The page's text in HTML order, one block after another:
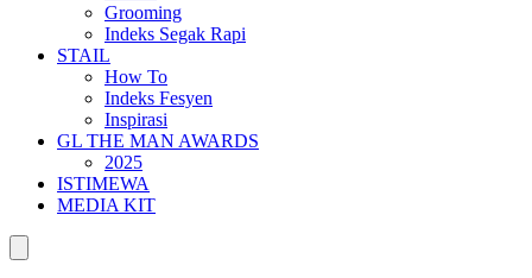
Grooming
Indeks Segak Rapi
STAIL
How To
Indeks Fesyen
Inspirasi
GL THE MAN AWARDS
2025
ISTIMEWA
MEDIA KIT